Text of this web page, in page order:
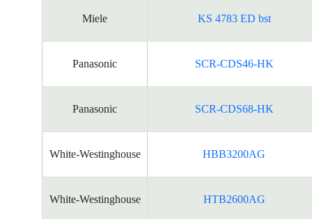
Miele KS 4783 ED bst
Panasonic SCR-CDS46-HK
Panasonic SCR-CDS68-HK
White-Westinghouse HBB3200AG
White-Westinghouse HTB2600AG